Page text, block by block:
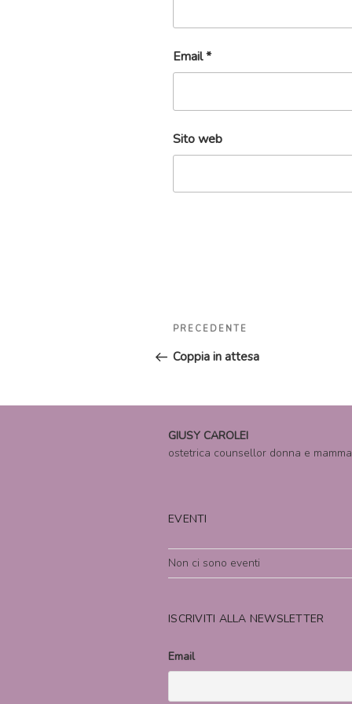
Email*
Sito web
Navigazione
articoli
Articolo
precedente:
PRECEDENTE
Coppia in attesa
GIUSY CAROLEI
ostetrica counsellor donna e mamma
EVENTI
Non ci sono eventi
ISCRIVITI ALLA NEWSLETTER
Email